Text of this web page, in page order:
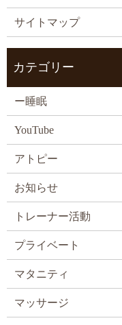
サイトマップ
カテゴリー
ー睡眠
YouTube
アトピー
お知らせ
トレーナー活動
プライベート
マタニティ
マッサージ